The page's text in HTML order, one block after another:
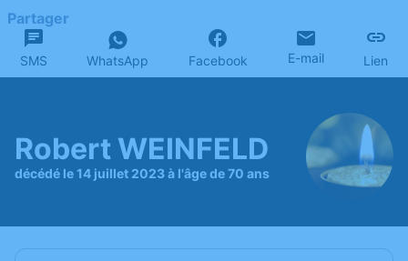
Partager
SMS WhatsApp Facebook E-mail Lien
Robert WEINFELD
décédé le 14 juillet 2023 à l'âge de 70 ans